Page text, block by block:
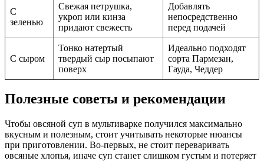
С
зеленью
Свежая петрушка,
укроп или кинза
придают свежесть
Добавлять
непосредственно
перед подачей
С сыром
Тонко натертый
твердый сыр посыпают
поверх
Идеально подходят
сорта Пармезан,
Гауда, Чеддер
Полезные советы и рекомендации
Чтобы овсяной суп в мультиварке получился максимально
вкусным и полезным, стоит учитывать некоторые нюансы
при приготовлении. Во-первых, не стоит переваривать
овсяные хлопья, иначе суп станет слишком густым и потеряет